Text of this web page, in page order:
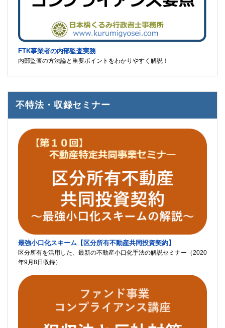
FTK事業者の内部監査実務
内部監査の方法論と重要ポイントをわかりやすく解説！
不特法・収録セミナー
最強小口化スキーム【区分所有不動産共同投資契約】
区分所有を活用した、最新の不動産小口化手法の解説セミナー（2020
年9月8日収録）